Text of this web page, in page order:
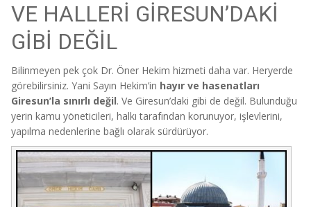
VE HALLERİ GİRESUN’DAKİ
GİBİ DEĞİL
Bilinmeyen pek çok Dr. Öner Hekim hizmeti daha var. Heryerde
görebilirsiniz. Yani Sayın Hekim’in hayır ve hasenatları
Giresun’la sınırlı değil. Ve Giresun’daki gibi de değil. Bulunduğu
yerin kamu yöneticileri, halkı tarafından korunuyor, işlevlerini,
yapılma nedenlerine bağlı olarak sürdürüyor.